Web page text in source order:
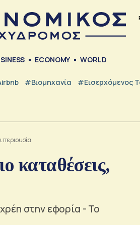
ECONOMY WORLD
#Βιομηχανία #εισερχόμενος
περιουσία
καταθέσεις,
στην εφορία - Το